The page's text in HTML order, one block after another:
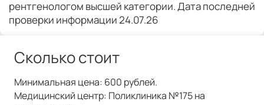
рентгенологом высшей категории. Дата последней
проверки информации 24.07.26
Сколько стоит
Минимальная цена: 600 рублей.
Медицинский центр: Поликлиника №175 на